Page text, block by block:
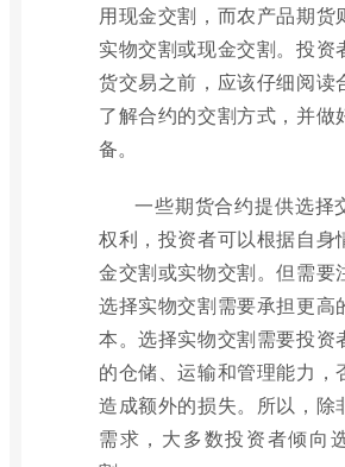
用现金交割，而农产品期货
实物交割或现金交割。投资
货交易之前，应该仔细阅读
了解合约的交割方式，并做
备。
一些期货合约提供选择
权利，投资者可以根据自身
金交割或实物交割。但需要
选择实物交割需要承担更高
本。选择实物交割需要投资
的仓储、运输和管理能力，
造成额外的损失。所以，除
需求，大多数投资者倾向